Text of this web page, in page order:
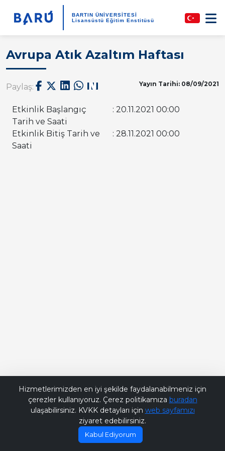
BARTIN ÜNİVERSİTESİ
Lisansüstü Eğitim Enstitüsü
Avrupa Atık Azaltım Haftası
Paylaş: Yayın Tarihi: 08/09/2021
Etkinlik Başlangıç
Tarih ve Saati
: 20.11.2021 00:00
Etkinlik Bitiş Tarih ve
Saati
: 28.11.2021 00:00
Hizmetlerimizden en iyi şekilde faydalanabilmeniz için
çerezler kullanıyoruz. Çerez politikamıza buradan
ulaşabilirsiniz. KVKK detayları için web sayfamızı
ziyaret edebilirsiniz.
Kabul Ediyorum
Bana Soru Sor | Ask Me